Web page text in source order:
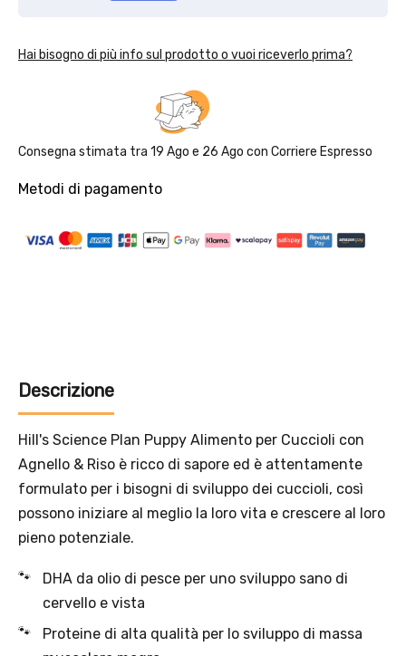
Hai bisogno di più info sul prodotto o vuoi riceverlo prima?
Consegna stimata tra 19 Ago e 26 Ago con Corriere Espresso
Metodi di pagamento
Descrizione
Hill's Science Plan Puppy Alimento per Cuccioli con
Agnello & Riso è ricco di sapore ed è attentamente
formulato per i bisogni di sviluppo dei cuccioli, così
possono iniziare al meglio la loro vita e crescere al loro
pieno potenziale.
DHA da olio di pesce per uno sviluppo sano di
cervello e vista
Proteine di alta qualità per lo sviluppo di massa
Aggiungi un prodotto Platinum al carrello e ricevi il 5